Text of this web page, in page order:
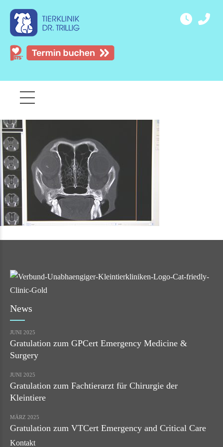
News
JUNI 2025
Gratulation zum GPCert Emergency Medicine &
Surgery
JUNI 2025
Gratulation zum Fachtierarzt für Chirurgie der
Kleintiere
MÄRZ 2025
Gratulation zum VTCert Emergency and Critical Care
Kontakt